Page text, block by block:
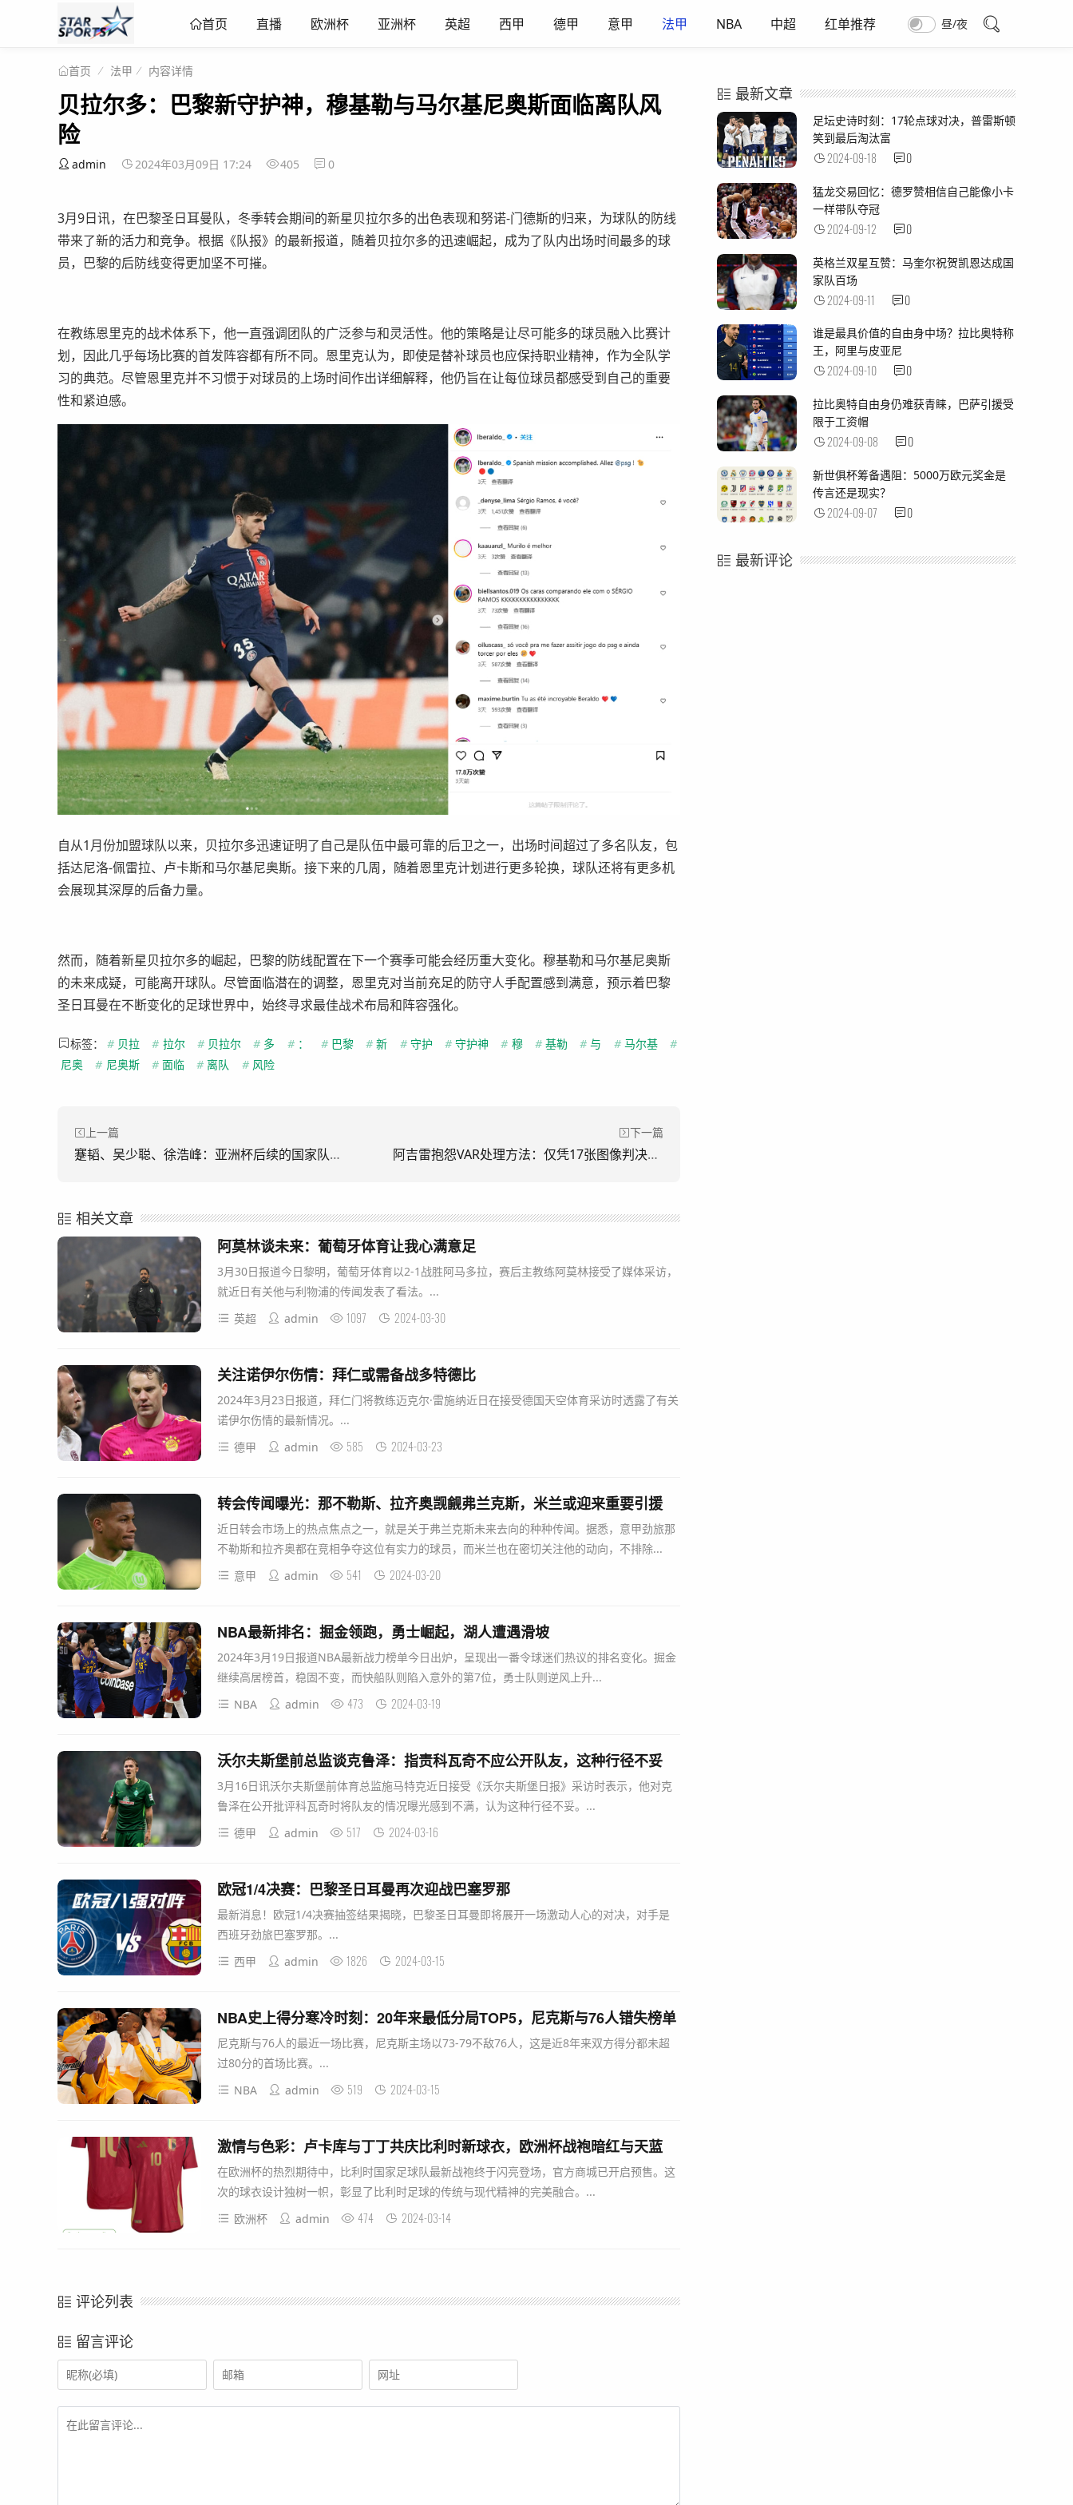
首页 直播 欧洲杯 亚洲杯 英超 西甲 德甲 意甲 法甲 NBA 中超 红单推荐 昼/夜
首页 法甲 内容详情
贝拉尔多：巴黎新守护神，穆基勒与马尔基尼奥斯面临离队风
险
admin 2024年03月09日 17:24 405 0
3月9日讯，在巴黎圣日耳曼队，冬季转会期间的新星贝拉尔多的出色表现和努诺-门德斯的归来，为球队的防线
带来了新的活力和竞争。根据《队报》的最新报道，随着贝拉尔多的迅速崛起，成为了队内出场时间最多的球
员，巴黎的后防线变得更加坚不可摧。
在教练恩里克的战术体系下，他一直强调团队的广泛参与和灵活性。他的策略是让尽可能多的球员融入比赛计
划，因此几乎每场比赛的首发阵容都有所不同。恩里克认为，即使是替补球员也应保持职业精神，作为全队学
习的典范。尽管恩里克并不习惯于对球员的上场时间作出详细解释，他仍旨在让每位球员都感受到自己的重要
性和紧迫感。
自从1月份加盟球队以来，贝拉尔多迅速证明了自己是队伍中最可靠的后卫之一，出场时间超过了多名队友，包
括达尼洛-佩雷拉、卢卡斯和马尔基尼奥斯。接下来的几周，随着恩里克计划进行更多轮换，球队还将有更多机
会展现其深厚的后备力量。
然而，随着新星贝拉尔多的崛起，巴黎的防线配置在下一个赛季可能会经历重大变化。穆基勒和马尔基尼奥斯
的未来成疑，可能离开球队。尽管面临潜在的调整，恩里克对当前充足的防守人手配置感到满意，预示着巴黎
圣日耳曼在不断变化的足球世界中，始终寻求最佳战术布局和阵容强化。
标签： # 贝拉 # 拉尔 # 贝拉尔 # 多 # ： # 巴黎 # 新 # 守护 # 守护神 # 穆 # 基勒 # 与 # 马尔基
#
尼奥
# 尼奥斯 # 面临 # 离队 # 风险
上一篇
蹇韬、吴少聪、徐浩峰：亚洲杯后续的国家队之路遇阻
下一篇
阿吉雷抱怨VAR处理方法：仅凭17张图像判决点球，引发愤怒
相关文章
阿莫林谈未来：葡萄牙体育让我心满意足
3月30日报道今日黎明，葡萄牙体育以2-1战胜阿马多拉，赛后主教练阿莫林接受了媒体采访，
就近日有关他与利物浦的传闻发表了看法。...
英超
admin 1097 2024-03-30
关注诺伊尔伤情：拜仁或需备战多特德比
2024年3月23日报道，拜仁门将教练迈克尔·雷施纳近日在接受德国天空体育采访时透露了有关
诺伊尔伤情的最新情况。...
德甲
admin 585 2024-03-23
转会传闻曝光：那不勒斯、拉齐奥觊觎弗兰克斯，米兰或迎来重要引援
近日转会市场上的热点焦点之一，就是关于弗兰克斯未来去向的种种传闻。据悉，意甲劲旅那
不勒斯和拉齐奥都在竞相争夺这位有实力的球员，而米兰也在密切关注他的动向，不排除...
意甲
admin 541 2024-03-20
NBA最新排名：掘金领跑，勇士崛起，湖人遭遇滑坡
2024年3月19日报道NBA最新战力榜单今日出炉，呈现出一番令球迷们热议的排名变化。掘金
继续高居榜首，稳固不变，而快船队则陷入意外的第7位，勇士队则逆风上升...
NBA
admin 473 2024-03-19
沃尔夫斯堡前总监谈克鲁泽：指责科瓦奇不应公开队友，这种行径不妥
3月16日讯沃尔夫斯堡前体育总监施马特克近日接受《沃尔夫斯堡日报》采访时表示，他对克
鲁泽在公开批评科瓦奇时将队友的情况曝光感到不满，认为这种行径不妥。...
德甲
admin 517 2024-03-16
欧冠1/4决赛：巴黎圣日耳曼再次迎战巴塞罗那
最新消息！欧冠1/4决赛抽签结果揭晓，巴黎圣日耳曼即将展开一场激动人心的对决，对手是
西班牙劲旅巴塞罗那。...
西甲
admin 1826 2024-03-15
NBA史上得分寒冷时刻：20年来最低分局TOP5，尼克斯与76人错失榜单
尼克斯与76人的最近一场比赛，尼克斯主场以73-79不敌76人，这是近8年来双方得分都未超
过80分的首场比赛。...
NBA
admin 519 2024-03-15
激情与色彩：卢卡库与丁丁共庆比利时新球衣，欧洲杯战袍暗红与天蓝
在欧洲杯的热烈期待中，比利时国家足球队最新战袍终于闪亮登场，官方商城已开启预售。这
次的球衣设计独树一帜，彰显了比利时足球的传统与现代精神的完美融合。...
欧洲杯
admin 474 2024-03-14
评论列表
留言评论
最新文章
足坛史诗时刻：17轮点球对决，普雷斯顿
笑到最后淘汰富
2024-09-18 0
猛龙交易回忆：德罗赞相信自己能像小卡
一样带队夺冠
2024-09-12 0
英格兰双星互赞：马奎尔祝贺凯恩达成国
家队百场
2024-09-11 0
谁是最具价值的自由身中场？拉比奥特称
王，阿里与皮亚尼
2024-09-10 0
拉比奥特自由身仍难获青睐，巴萨引援受
限于工资帽
2024-09-08 0
新世俱杯筹备遇阻：5000万欧元奖金是
传言还是现实？
2024-09-07 0
最新评论